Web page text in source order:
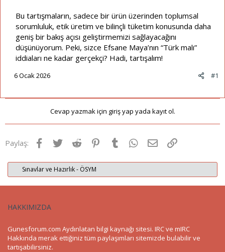
Bu tartışmaların, sadece bir ürün üzerinden toplumsal
sorumluluk, etik üretim ve bilinçli tüketim konusunda daha
geniş bir bakış açısı geliştirmemizi sağlayacağını
düşünüyorum. Peki, sizce Efsane Maya’nın “Türk malı”
iddiaları ne kadar gerçekçi? Hadi, tartışalım!
#1
6 Ocak 2026
Cevap yazmak için giriş yap yada kayıt ol.
Paylaş: Facebook
TwitterReddit Pinterest
Tumblr WhatsApp
E-postaLink
Sınavlar ve Hazırlık - ÖSYM
HAKKIMIZDA
Gunesforum.com Aydınlatan bilgi kaynağı sitesi. IRC ve mIRC
Hakkında merak ettiğiniz tüm paylaşımları sitemizde bulabilir ve
tartışabilirsiniz.